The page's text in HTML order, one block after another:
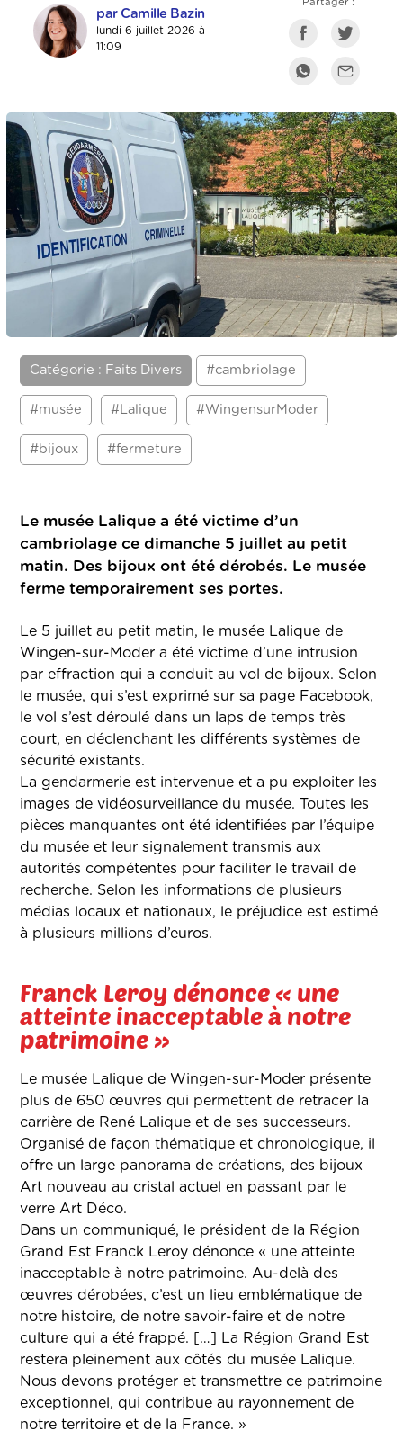
par Camille Bazin
lundi 6 juillet 2026 à
11:09
Partager :
Catégorie : Faits Divers #cambriolage
#musée #Lalique #WingensurModer
#bijoux #fermeture
Le musée Lalique a été victime d’un
cambriolage ce dimanche 5 juillet au petit
matin. Des bijoux ont été dérobés. Le musée
ferme temporairement ses portes.
Le 5 juillet au petit matin, le musée Lalique de
Wingen-sur-Moder a été victime d’une intrusion
par effraction qui a conduit au vol de bijoux. Selon
le musée, qui s’est exprimé sur sa page Facebook,
le vol s’est déroulé dans un laps de temps très
court, en déclenchant les différents systèmes de
sécurité existants.
La gendarmerie est intervenue et a pu exploiter les
images de vidéosurveillance du musée. Toutes les
pièces manquantes ont été identifiées par l’équipe
du musée et leur signalement transmis aux
autorités compétentes pour faciliter le travail de
recherche. Selon les informations de plusieurs
médias locaux et nationaux, le préjudice est estimé
à plusieurs millions d’euros.
Franck Leroy dénonce « une
atteinte inacceptable à notre
patrimoine »
Le musée Lalique de Wingen-sur-Moder présente
plus de 650 œuvres qui permettent de retracer la
carrière de René Lalique et de ses successeurs.
Organisé de façon thématique et chronologique, il
offre un large panorama de créations, des bijoux
Art nouveau au cristal actuel en passant par le
verre Art Déco.
Dans un communiqué, le président de la Région
Grand Est Franck Leroy dénonce « une atteinte
inacceptable à notre patrimoine. Au-delà des
œuvres dérobées, c’est un lieu emblématique de
notre histoire, de notre savoir-faire et de notre
culture qui a été frappé. […] La Région Grand Est
restera pleinement aux côtés du musée Lalique.
Nous devons protéger et transmettre ce patrimoine
exceptionnel, qui contribue au rayonnement de
notre territoire et de la France. »